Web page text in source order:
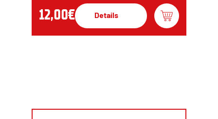
12,00€ Details